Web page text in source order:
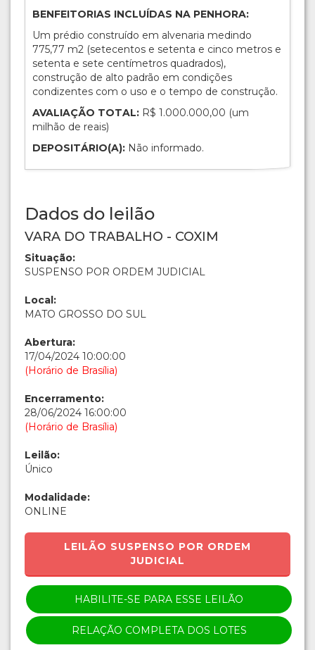
BENFEITORIAS INCLUÍDAS NA PENHORA:
Um prédio construído em alvenaria medindo
775,77 m2 (setecentos e setenta e cinco metros e
setenta e sete centímetros quadrados),
construção de alto padrão em condições
condizentes com o uso e o tempo de construção.
AVALIAÇÃO TOTAL: R$ 1.000.000,00 (um
milhão de reais)
DEPOSITÁRIO(A): Não informado.
Dados do leilão
VARA DO TRABALHO - COXIM
Situação:
SUSPENSO POR ORDEM JUDICIAL
Local:
MATO GROSSO DO SUL
Abertura:
17/04/2024 10:00:00
(Horário de Brasília)
Encerramento:
28/06/2024 16:00:00
(Horário de Brasília)
Leilão:
Único
Modalidade:
ONLINE
LEILÃO SUSPENSO POR ORDEM
JUDICIAL
HABILITE-SE PARA ESSE LEILÃO
RELAÇÃO COMPLETA DOS LOTES